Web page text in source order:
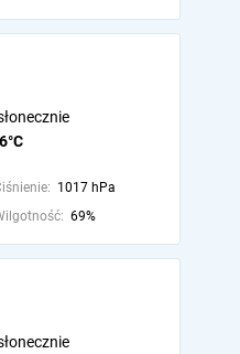
1017 hPa
69%